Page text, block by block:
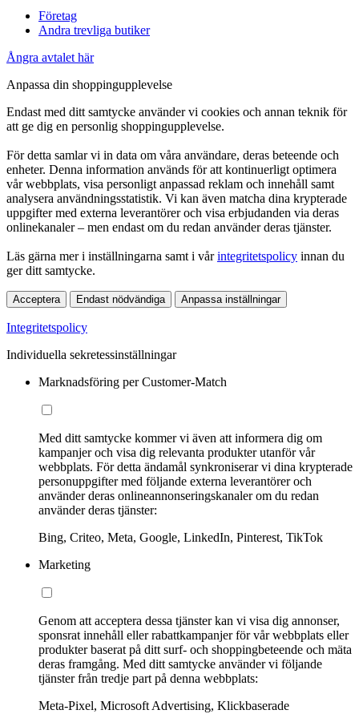
Företag
Andra trevliga butiker
Ångra avtalet här
Anpassa din shoppingupplevelse
Endast med ditt samtycke använder vi cookies och annan teknik för
att ge dig en personlig shoppingupplevelse.
För detta samlar vi in data om våra användare, deras beteende och
enheter. Denna information används för att kontinuerligt optimera
vår webbplats, visa personligt anpassad reklam och innehåll samt
analysera användningsstatistik. Vi kan även matcha dina krypterade
uppgifter med externa leverantörer och visa erbjudanden via deras
onlinekanaler – men endast om du redan använder deras tjänster.
Läs gärna mer i inställningarna samt i vårintegritetspolicy innan du
ger ditt samtycke.
Acceptera Endast nödvändiga Anpassa inställningar
Integritetspolicy
Individuella sekretessinställningar
Marknadsföring per Customer-Match
Med ditt samtycke kommer vi även att informera dig om
kampanjer och visa dig relevanta produkter utanför vår
webbplats. För detta ändamål synkroniserar vi dina krypterade
personuppgifter med följande externa leverantörer och
använder deras onlineannonseringskanaler om du redan
använder deras tjänster:
Bing, Criteo, Meta, Google, LinkedIn, Pinterest, TikTok
Marketing
Genom att acceptera dessa tjänster kan vi visa dig annonser,
sponsrat innehåll eller rabattkampanjer för vår webbplats eller
produkter baserat på ditt surf- och shoppingbeteende och mäta
deras framgång. Med ditt samtycke använder vi följande
tjänster från tredje part på denna webbplats:
Meta-Pixel, Microsoft Advertising, Klickbaserade